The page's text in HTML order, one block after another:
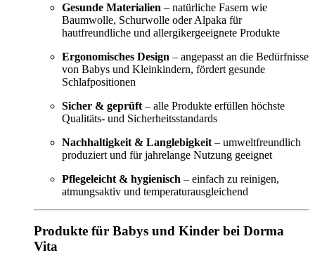
Gesunde Materialien – natürliche Fasern wie
Baumwolle, Schurwolle oder Alpaka für
hautfreundliche und allergikergeeignete Produkte
Ergonomisches Design – angepasst an die Bedürfnisse
von Babys und Kleinkindern, fördert gesunde
Schlafpositionen
Sicher & geprüft – alle Produkte erfüllen höchste
Qualitäts- und Sicherheitsstandards
Nachhaltigkeit & Langlebigkeit – umweltfreundlich
produziert und für jahrelange Nutzung geeignet
Pflegeleicht & hygienisch – einfach zu reinigen,
atmungsaktiv und temperaturausgleichend
Produkte für Babys und Kinder bei Dorma
Vita